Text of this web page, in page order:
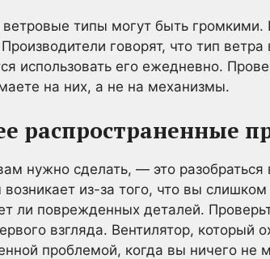
типы могут быть
говорят, что тип
использовать его ежедневно.
на них, а не на механизмы.
распространенные
нужно сделать, — это
возникает из-за того, что вы
ли поврежденных деталей.
взгляда. Вентилятор, который
проблемой, когда вы ничего не